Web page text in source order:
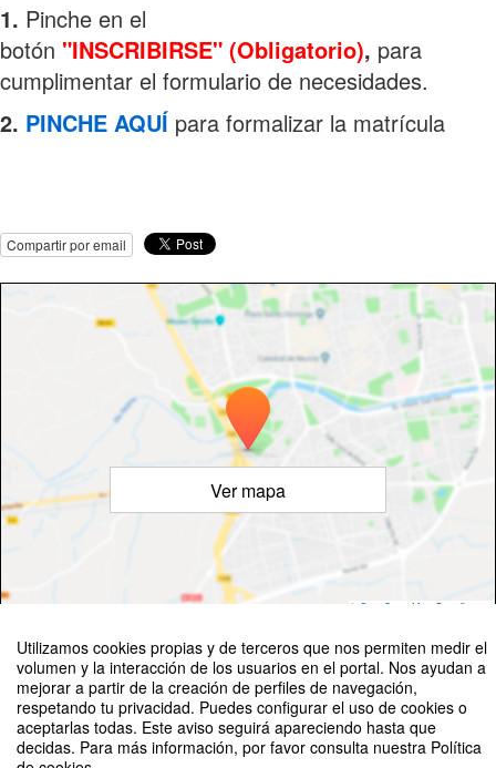
Utilizamos cookies propias y de terceros que nos permiten medir el
volumen y la interacción de los usuarios en el portal. Nos ayudan a
mejorar a partir de la creación de perfiles de navegación,
respetando tu privacidad. Puedes configurar el uso de cookies o
aceptarlas todas. Este aviso seguirá apareciendo hasta que
decidas. Para más información, por favor consulta nuestra Política
1. Pinche en el
botón "INSCRIBIRSE" (Obligatorio), para
cumplimentar el formulario de necesidades.
2. PINCHE AQUÍ para formalizar la matrícula
Compartir por email
Ver mapa
© OpenStreetMap Contributors
V CONGRESO INTERNACIONAL UNIVERSIDAD Y DISCAPACIDAD